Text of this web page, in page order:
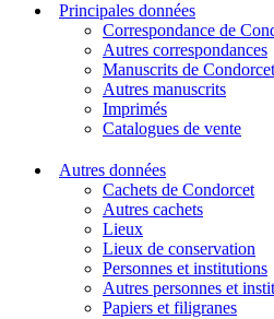
Principales données
Correspondance de
Autres correspondances
Manuscrits de Condorcet
Autres manuscrits
Imprimés
Catalogues de vente
Autres données
Cachets de Condorcet
Autres cachets
Lieux
Lieux de conservation
Personnes et institutions
Autres personnes et
Papiers et filigranes